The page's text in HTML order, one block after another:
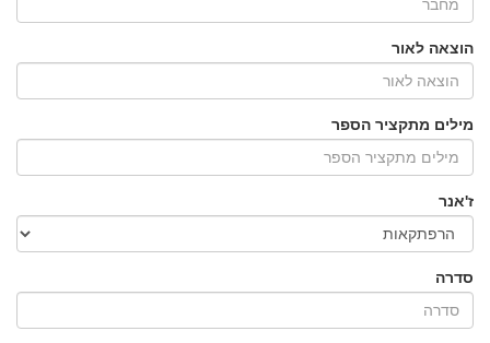
הוצאה לאור
מילים מתקציר הספר
ז'אנר
סדרה